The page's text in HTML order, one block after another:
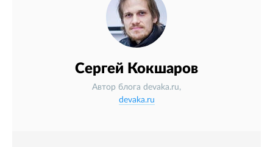
Сергей Кокшаров
Автор блога devaka.ru,
devaka.ru